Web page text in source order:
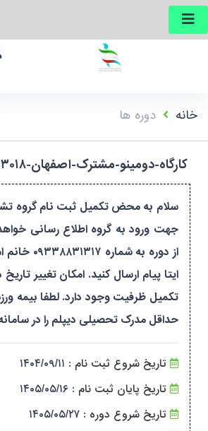
خانه دوره ها
کارگاه-دومینو-مشترک-اصفهان-۱۴۰۴۹۱۱۲۰۲۶۹۰/۵۳۰۱۸
سلام به محض تکمیل ثبت نام گروه
جهت ورود به گروه اطلاع رسانی
از دوره به
ایتا پیام ارسال کنید. امکان تغییر
تکمیل ظرفیت وجود دارد. لطفا بیمه
حداقل مدرک تحصیلی دیپلم را در سامانه
تاریخ شروع ثبت نام : ۱۴۰۴/۰۹/۱۱
تاریخ پایان ثبت نام : ۱۴۰۵/۰۵/۱۶
تاریخ شروع دوره : ۱۴۰۵/۰۵/۲۷